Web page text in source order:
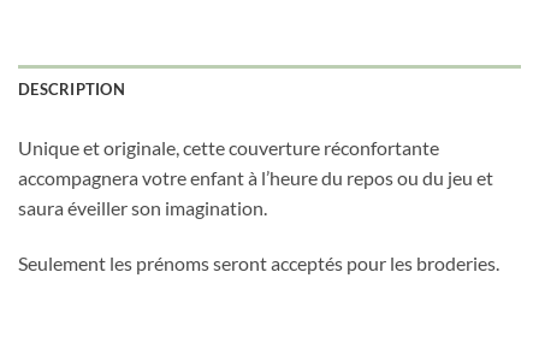
DESCRIPTION
Unique et originale, cette couverture réconfortante
accompagnera votre enfant à l’heure du repos ou du jeu et
saura éveiller son imagination.
Seulement les prénoms seront acceptés pour les broderies.
Obtenez 10% de rabais
prochaine commande en vous inscrivant à